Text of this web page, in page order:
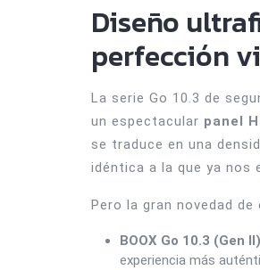
Diseño
perfección
La serie Go 10.3 de
un espectacular panel
se traduce en una
idéntica a la que ya nos
Pero la gran novedad
BOOX Go 10.3 (Gen
experiencia más